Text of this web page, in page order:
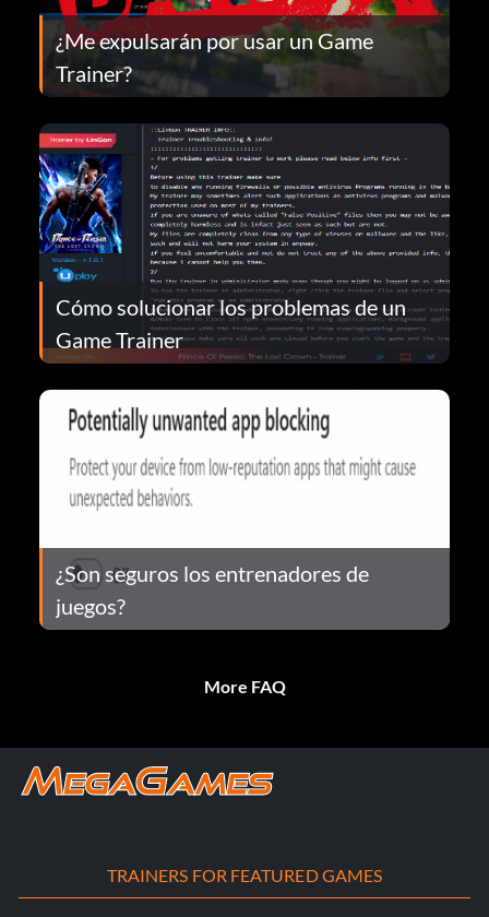
¿Me expulsarán por usar un Game
Trainer?
Cómo solucionar los problemas de un
Game Trainer
¿Son seguros los entrenadores de
juegos?
More FAQ
TRAINERS FOR FEATURED GAMES